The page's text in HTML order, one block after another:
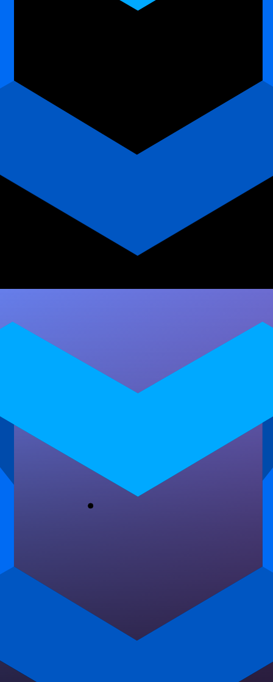
| Personal Millbody
Descubra como um app próprio para personal
trainer HIIT com cronômetro, batimento
cardíaco e calendário pode transformar seus